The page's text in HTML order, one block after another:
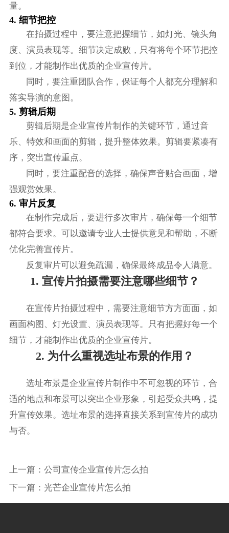
量。
4. 细节把控
在拍摄过程中，要注意把握细节，如灯光、镜头角
度、演员表现等。细节决定成败，只有将每个环节把控
到位，才能制作出优质的企业宣传片。
同时，要注重团队合作，保证每个人都充分理解和
落实导演的意图。
5. 剪辑后期
剪辑后期是企业宣传片制作的关键环节，通过音
乐、特效和画面的剪辑，提升整体效果。剪辑要紧凑有
序，突出宣传重点。
同时，要注重配音的选择，确保声音贴合画面，增
强观赏效果。
6. 审片反复
在制作完成后，要进行多次审片，确保每一个细节
都符合要求。可以邀请专业人士提供意见和帮助，不断
优化完善宣传片。
反复审片可以避免疏漏，确保最终成品令人满意。
1. 宣传片拍摄需要注意哪些细节？
在宣传片拍摄过程中，需要注意细节方方面面，如
画面构图、灯光设置、演员表现等。只有把握好每一个
细节，才能制作出优质的企业宣传片。
2. 为什么重视选址布景的作用？
选址布景是企业宣传片制作中不可忽视的环节，合
适的地点和布景可以突出企业形象，引起受众共鸣，提
升宣传效果。选址布景的选择直接关系到宣传片的成功
与否。
上一篇： 公司宣传企业宣传片怎么拍
下一篇： 光芒企业宣传片怎么拍